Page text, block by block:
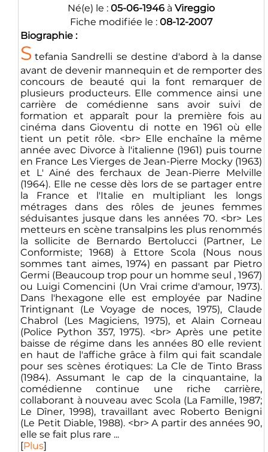
Né(e) le : 05-06-1946 à Vireggio
Fiche modifiée le : 08-12-2007
Biographie :
S tefania Sandrelli se destine d'abord à la danse
avant de devenir mannequin et de remporter des
concours de beauté qui la font remarquer de
plusieurs producteurs. Elle commence ainsi une
carrière de comédienne sans avoir suivi de
formation et apparaît pour la première fois au
cinéma dans Gioventu di notte en 1961 où elle
tient un petit rôle. <br> Elle enchaîne la même
année avec Divorce à l'italienne (1961) puis tourne
en France Les Vierges de Jean-Pierre Mocky (1963)
et L' Ainé des ferchaux de Jean-Pierre Melville
(1964). Elle ne cesse dès lors de se partager entre
la France et l'Italie en multipliant les longs
métrages dans des rôles de jeunes femmes
séduisantes jusque dans les années 70. <br> Les
metteurs en scène transalpins les plus renommés
la sollicite de Bernardo Bertolucci (Partner, Le
Conformiste; 1968) à Ettore Scola (Nous nous
sommes tant aimes, 1974) en passant par Pietro
Germi (Beaucoup trop pour un homme seul , 1967)
ou Luigi Comencini (Un Vrai crime d'amour, 1973).
Dans l'hexagone elle est employée par Nadine
Trintignant (Le Voyage de noces, 1975), Claude
Chabrol (Les Magiciens, 1975), et Alain Corneau
(Police Python 357, 1975). <br> Après une petite
baisse de régime dans les années 80 elle revient
en haut de l'affiche grâce à film qui fait scandale
pour ses scènes érotiques: La Cle de Tinto Brass
(1984). Assumant le cap de la cinquantaine, la
comédienne continue une riche carrière,
collaborant à nouveau avec Scola (La Famille, 1987;
Le Dîner, 1998), travaillant avec Roberto Benigni
(Le Petit Diable, 1988). <br> A partir des années 90,
elle se fait plus rare ...
[Plus]